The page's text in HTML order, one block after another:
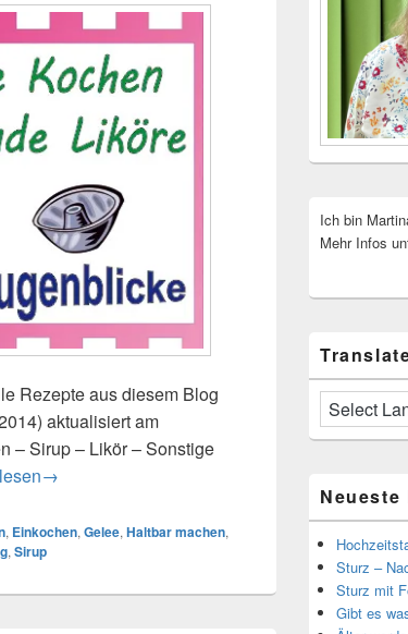
Rezepte aus diesem Blog
aktualisiert am
– Sirup – Likör – Sonstige
Sammlung
→
, Einkochen, Gelee, Haltbar machen,
, Sirup
Ich bin
Mehr Infos
Neueste
Sturz –
Sturz mit
Gibt es